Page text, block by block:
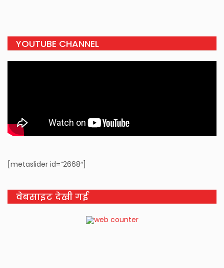
YOUTUBE CHANNEL
[metaslider id=”2668″]
वेबसाइट देखी गई